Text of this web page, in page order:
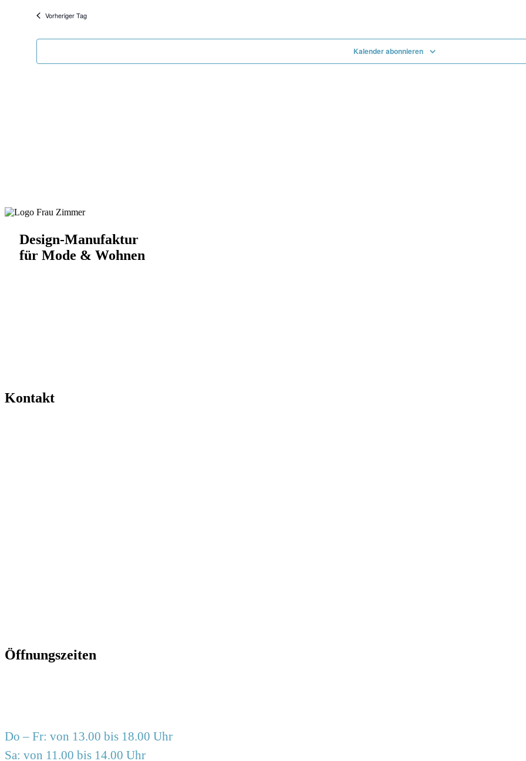
Vorheriger Tag
Kalender abonnieren
Design-Manufaktur
für Mode & Wohnen
Kontakt
Öffnungszeiten
Do – Fr: von 13.00 bis 18.00 Uhr
Sa: von 11.00 bis 14.00 Uhr